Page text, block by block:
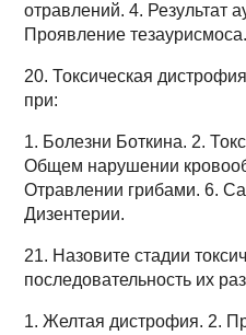
отравлений. 4. Результат
Проявление тезаурисмоса.
20. Токсическая
при:
1. Болезни Боткина. 2.
Общем нарушении
Отравлении грибами. 6.
Дизентерии.
21. Назовите стадии
последовательность их
1. Желтая дистрофия. 2.